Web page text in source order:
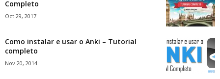
Completo
Oct 29, 2017
Como instalar e usar o Anki – Tutorial
completo
Nov 20, 2014